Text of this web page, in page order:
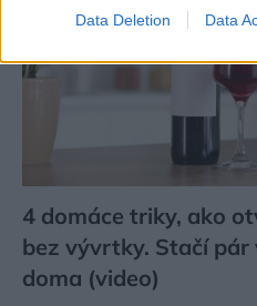
Data Deletion Data
4 domáce triky, ako
bez vývrtky. Stačí pár
doma (video)